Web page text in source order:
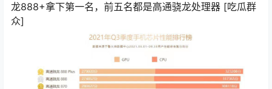
龙888+拿下第一名，前五名都是高通骁龙处理器 [吃瓜群
众]